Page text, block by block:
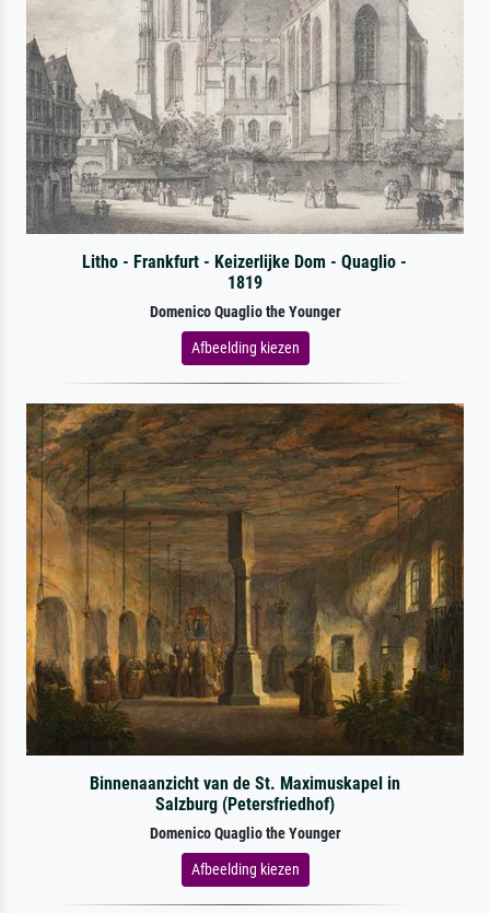
Litho - Frankfurt - Keizerlijke Dom - Quaglio -
1819
Domenico Quaglio the Younger
Afbeelding kiezen
Binnenaanzicht van de St. Maximuskapel in
Salzburg (Petersfriedhof)
Domenico Quaglio the Younger
Afbeelding kiezen